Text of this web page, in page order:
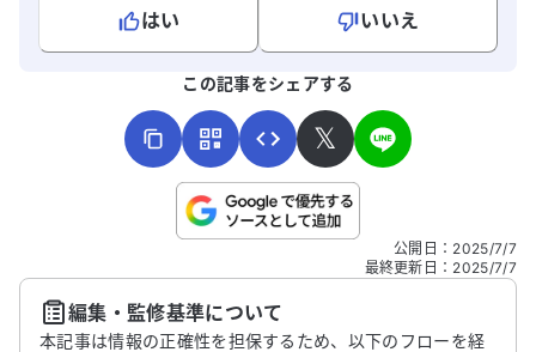
はい
いいえ
こちらは送信専用のフォームです。氏名やご自身の病気の詳細な
送信する
この記事をシェアする
𝕏
公開日 ： 2025/7/7
最終更新日 ： 2025/7/7
編集・監修基準について
本記事は情報の正確性を担保するため、以下のフローを経